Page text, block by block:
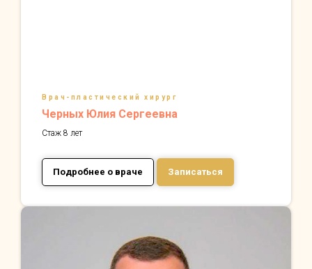
Врач-пластический хирург
Черных Юлия Сергеевна
Стаж 8 лет
Подробнее о враче Записаться